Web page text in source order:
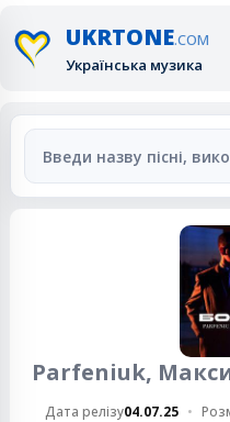
UKRTONE.COM
Українська музика
Parfeniuk,
Дата релізу04.07.25